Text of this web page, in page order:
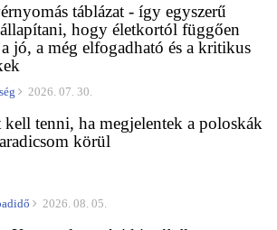
táblázat - így egyszerű
hogy életkortól függően
jó, a még elfogadható és a kritikus
2026. 07. 30.
kell tenni, ha megjelentek a poloskák
körül
2026. 08. 05.